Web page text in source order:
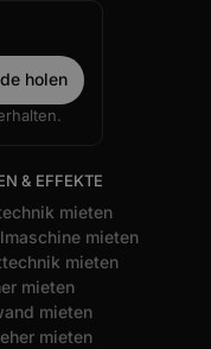
& EFFEKTE
mieten
mieten
mieten
mieten
mieten
mieten